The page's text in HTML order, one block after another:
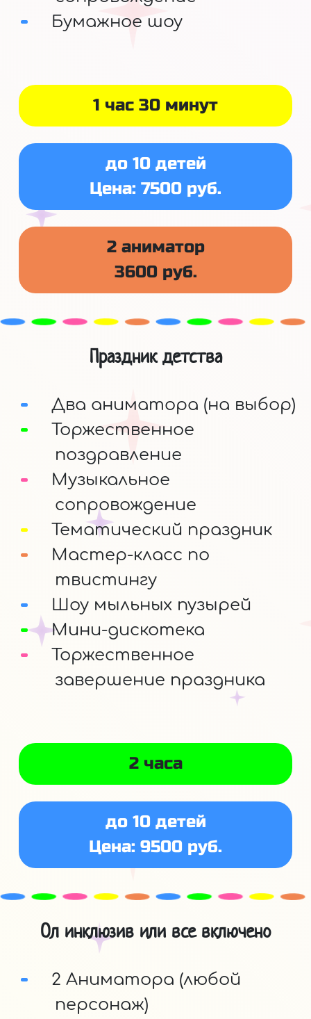
1 час 30 минут
до 10 детей
Цена: 7500 руб.
2 аниматор
3600 руб.
Бумажное шоу
Праздник детства
Два аниматора (на выбор)
Торжественное
поздравление
Музыкальное
сопровождение
Тематический праздник
Мастер-класс по
твистингу
Шоу мыльных пузырей
Мини-дискотека
Торжественное
завершение праздника
2 часа
до 10 детей
Цена: 9500 руб.
Ол инклюзив или все включено
2 Аниматора (любой
персонаж)